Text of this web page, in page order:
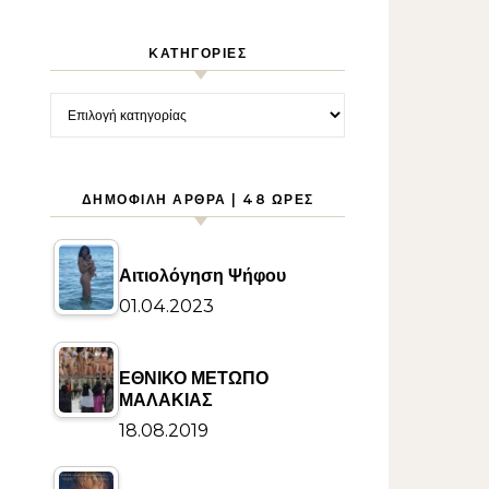
KΑΤΗΓΟΡΊΕΣ
Kατηγορίες
ΔΗΜΟΦΙΛΉ ΆΡΘΡΑ | 48 ΏΡΕΣ
Αιτιολόγηση Ψήφου
01.04.2023
ΕΘΝΙΚΟ ΜΕΤΩΠΟ
ΜΑΛΑΚΙΑΣ
18.08.2019